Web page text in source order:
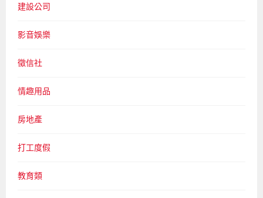
建設公司
影音娛樂
徵信社
情趣用品
房地產
打工度假
教育類